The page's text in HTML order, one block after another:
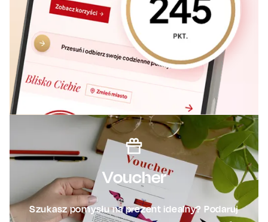
Voucher
Szukasz pomysłu na prezent idealny? Podaruj